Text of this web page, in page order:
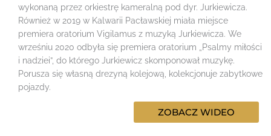
wykonaną przez orkiestrę kameralną pod dyr. Jurkiewicza.
Również w 2019 w Kalwarii Pacławskiej miała miejsce
premiera oratorium Vigilamus z muzyką Jurkiewicza. We
wrześniu 2020 odbyła się premiera oratorium „Psalmy miłości
i nadziei”, do którego Jurkiewicz skomponował muzykę.
Porusza się własną drezyną kolejową, kolekcjonuje zabytkowe
pojazdy.
ZOBACZ WIDEO